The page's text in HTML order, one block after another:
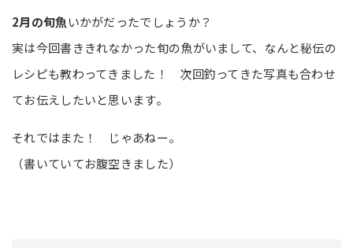
2月の旬魚 いかがだったでしょうか？
実は今回書ききれなかった旬の魚がいまして、なんと秘伝の
レシピも教わってきました！ 次回釣ってきた写真も合わせ
てお伝えしたいと思います。
それではまた！ じゃあねー。
（書いていてお腹空きました）